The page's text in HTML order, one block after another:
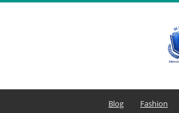
Blog Fashion